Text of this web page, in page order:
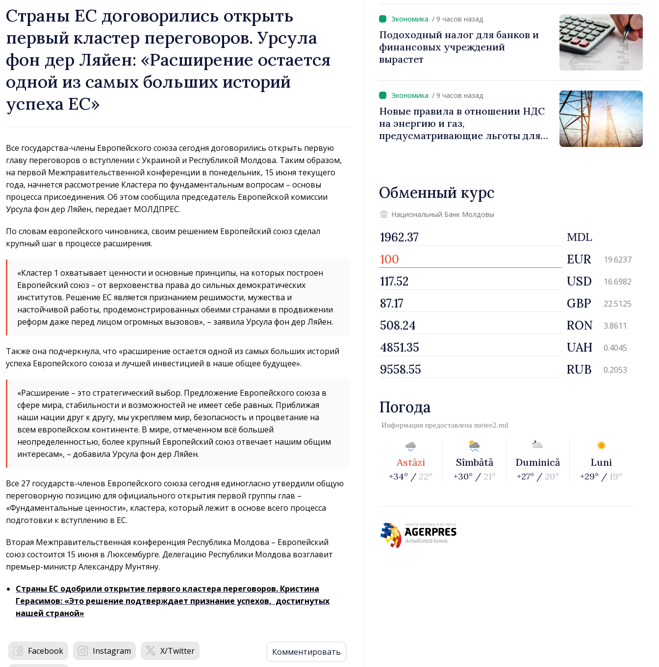
Страны ЕС договорились открыть
первый кластер переговоров. Урсула
фон дер Ляйен: «Расширение остается
одной из самых больших историй
успеха ЕС»
Все государства-члены Европейского союза сегодня договорились открыть первую
главу переговоров о вступлении с Украиной и Республикой Молдова. Таким образом,
на первой Межправительственной конференции в понедельник, 15 июня текущего
года, начнется рассмотрение Кластера по фундаментальным вопросам – основы
процесса присоединения. Об этом сообщила председатель Европейской комиссии
Урсула фон дер Ляйен, передает МОЛДПРЕС.
По словам европейского чиновника, своим решением Европейский союз сделал
крупный шаг в процессе расширения.
«Кластер 1 охватывает ценности и основные принципы, на которых построен
Европейский союз – от верховенства права до сильных демократических
институтов. Решение ЕС является признанием решимости, мужества и
настойчивой работы, продемонстрированных обеими странами в продвижении
реформ даже перед лицом огромных вызовов», – заявила Урсула фон дер Ляйен.
Также она подчеркнула, что «расширение остается одной из самых больших историй
успеха Европейского союза и лучшей инвестицией в наше общее будущее».
«Расширение – это стратегический выбор. Предложение Европейского союза в
сфере мира, стабильности и возможностей не имеет себе равных. Приближая
наши нации друг к другу, мы укрепляем мир, безопасность и процветание на
всем европейском континенте. В мире, отмеченном всё большей
неопределенностью, более крупный Европейский союз отвечает нашим общим
интересам», – добавила Урсула фон дер Ляйен.
Все 27 государств-членов Европейского союза сегодня единогласно утвердили общую
переговорную позицию для официального открытия первой группы глав –
«Фундаментальные ценности», кластера, который лежит в основе всего процесса
подготовки к вступлению в ЕС.
Вторая Межправительственная конференция Республика Молдова – Европейский
союз состоится 15 июня в Люксембурге. Делегацию Республики Молдова возглавит
премьер-министр Александру Мунтяну.
Страны ЕС одобрили открытие первого кластера переговоров. Кристина
Герасимов: «Это решение подтверждает признание успехов, достигнутых
нашей страной»
Facebook Instagram X/Twitter Комментировать
инвестиций и более справедливое
налогообложение
/ 9 часов назад
Подоходный налог для банков и
финансовых учреждений
вырастет
/ 9 часов назад
Новые правила в отношении НДС
на энергию и газ,
предусматривающие льготы для
Обменный курс
Национальный Банк Молдовы
MDL
EUR 19.6237
USD 16.6982
GBP 22.5125
RON 3.8611
UAH 0.4045
RUB 0.2053
Погода
Информация предоставлена meteo2.md
Astăzi
+34° / 22°
Sîmbătă
+30° / 21°
Duminică
+27° / 20°
Luni
+29° / 19°